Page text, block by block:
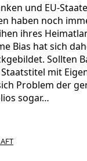
und EU-
haben noch
ihres
Bias hat sich
Sollten
mit
Problem der
sogar…